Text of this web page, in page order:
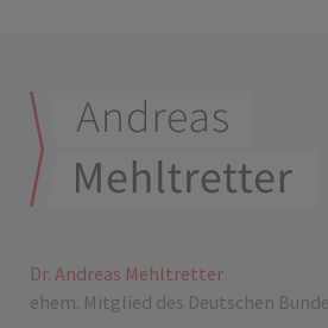
Dr. Andreas Mehltretter
ehem. Mitglied des Deutschen